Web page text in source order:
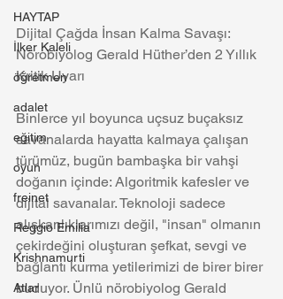
HAYTAP
İlker Kaleli
öğretmen
adalet
eğitim
oyun
freinet
Reggio Emilia
Krishnamurti
Atlar
Dijital Çağda İnsan Kalma Savaşı:
Nörobiyolog Gerald Hüther’den 2 Yıllık
Kritik Uyarı
Binlerce yıl boyunca uçsuz buçaksız
savanalarda hayatta kalmaya çalışan
türümüz, bugün bambaşka bir vahşi
doğanın içinde: Algoritmik kafesler ve
dijital savanalar. Teknoloji sadece
alışkanlıklarımızı değil, "insan" olmanın
çekirdeğini oluşturan şefkat, sevgi ve
bağlantı kurma yetilerimizi de birer birer
buduyor. Ünlü nörobiyolog Gerald